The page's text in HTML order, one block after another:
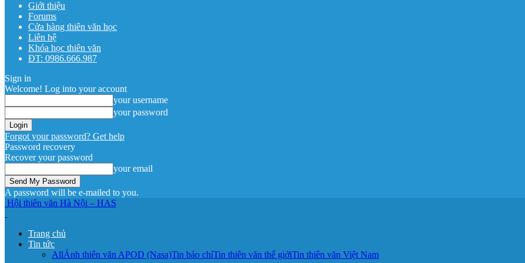
Giới thiệu
Forums
Cửa hàng thiên văn học
Liên hệ
Khóa học thiên văn
ĐT: 0986.666.987
Sign in
Welcome! Log into your account
your username
your password
Forgot your password? Get help
Password recovery
Recover your password
your email
A password will be e-mailed to you.
Hội thiên văn Hà Nội – HAS
Trang chủ
Tin tức
AllẢnh thiên văn APOD (Nasa)Tin báo chíTin thiên văn thế giớiTin thiên văn Việt Nam